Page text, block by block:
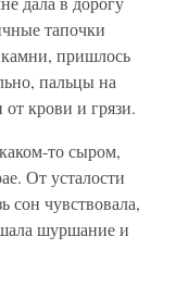
тапочки
камни, пришлось
пальцы на
крови и грязи.
то сыром,
От усталости
сон чувствовала,
шуршание и